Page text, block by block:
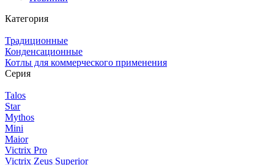
Категория
Традиционные
Конденсационные
Котлы для коммерческого применения
Серия
Talos
Star
Mythos
Mini
Maior
Victrix Pro
Victrix Zeus Superior